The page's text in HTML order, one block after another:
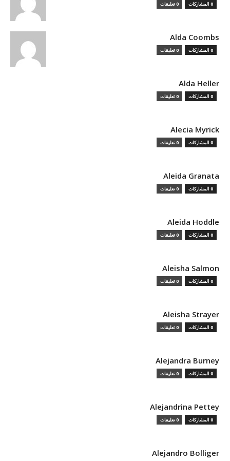
0 المشاركات 0 تعليقات
Alda Coombs
0 المشاركات 0 تعليقات
Alda Heller
0 المشاركات 0 تعليقات
Alecia Myrick
0 المشاركات 0 تعليقات
Aleida Granata
0 المشاركات 0 تعليقات
Aleida Hoddle
0 المشاركات 0 تعليقات
Aleisha Salmon
0 المشاركات 0 تعليقات
Aleisha Strayer
0 المشاركات 0 تعليقات
Alejandra Burney
0 المشاركات 0 تعليقات
Alejandrina Pettey
0 المشاركات 0 تعليقات
Alejandro Bolliger